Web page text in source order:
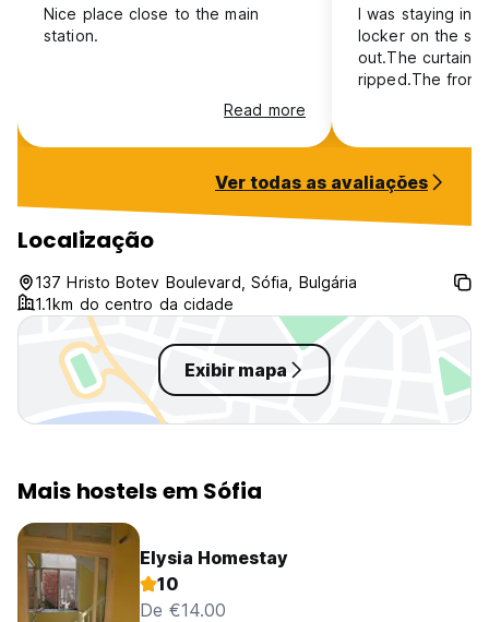
Nice place close to the main
station.
Read more
I was staying in
locker on the
out.The curtain
ripped.The front
maintenance 😕 The receptionist
Ver todas as avaliações
Localização
137 Hristo Botev Boulevard, Sófia, Bulgária
1.1km do centro da cidade
Exibir mapa
Mais hostels em Sófia
Elysia Homestay
10
De €14.00